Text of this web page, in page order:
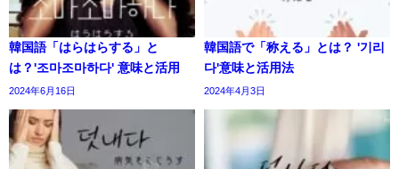
韓国語「はらはらする」と
は？'조마조마하다' 意味と活用
2024年6月16日
韓国語で「称える」とは？ '기리
다'意味と活用法
2024年4月3日